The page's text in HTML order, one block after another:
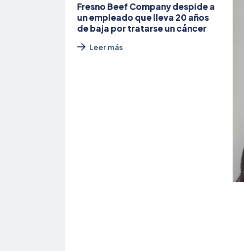
Fresno Beef Company despide a
un empleado que lleva 20 años
de baja por tratarse un cáncer
Leer más